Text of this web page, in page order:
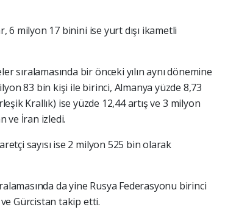
6 milyon 17 binini ise yurt dışı ikametli
sıralamasında bir önceki yılın aynı dönemine
83 bin kişi ile birinci, Almanya yüzde 8,73
Krallık) ise yüzde 12,44 artış ve 3 milyon
ve İran izledi.
sayısı ise 2 milyon 525 bin olarak
da yine Rusya Federasyonu birinci
ve Gürcistan takip etti.